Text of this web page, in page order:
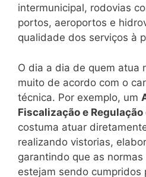
intermunicipal, rodovias
portos, aeroportos e
qualidade dos serviços à
O dia a dia de quem atua
muito de acordo com o
técnica. Por exemplo, um
Fiscalização e
costuma atuar
realizando vistorias,
garantindo que as
estejam sendo cumpridos